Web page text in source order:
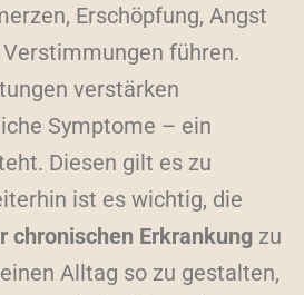
Erschöpfung, Angst
führen.
verstärken
Symptome – ein
Diesen gilt es zu
ist es wichtig, die
chronischen Erkrankung zu
Alltag so zu gestalten,